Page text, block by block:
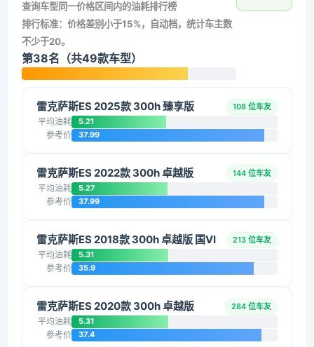
查询车型同一价格区间内的油耗排行榜
排行标准：价格差别小于15%，自动档，统计车主数
不少于20。
第38名（共49款车型）
雷克萨斯ES 2025款 300h 臻享版 108 位车友
平均油耗 5.21
参考价 37.99
雷克萨斯ES 2022款 300h 卓越版 144 位车友
平均油耗 5.27
参考价 37.99
雷克萨斯ES 2018款 300h 卓越版 国VI 213 位车友
平均油耗 5.31
参考价 35.9
雷克萨斯ES 2020款 300h 卓越版 284 位车友
平均油耗 5.31
参考价 37.4